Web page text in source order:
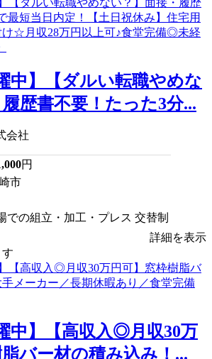
中】【ダルい転職やめな
歴書不要！たった3分...
会社
円
市
での組立・加工・プレス 交替制
詳細を表示
中】【高収入◎月収30万
バー材の積み込み！...